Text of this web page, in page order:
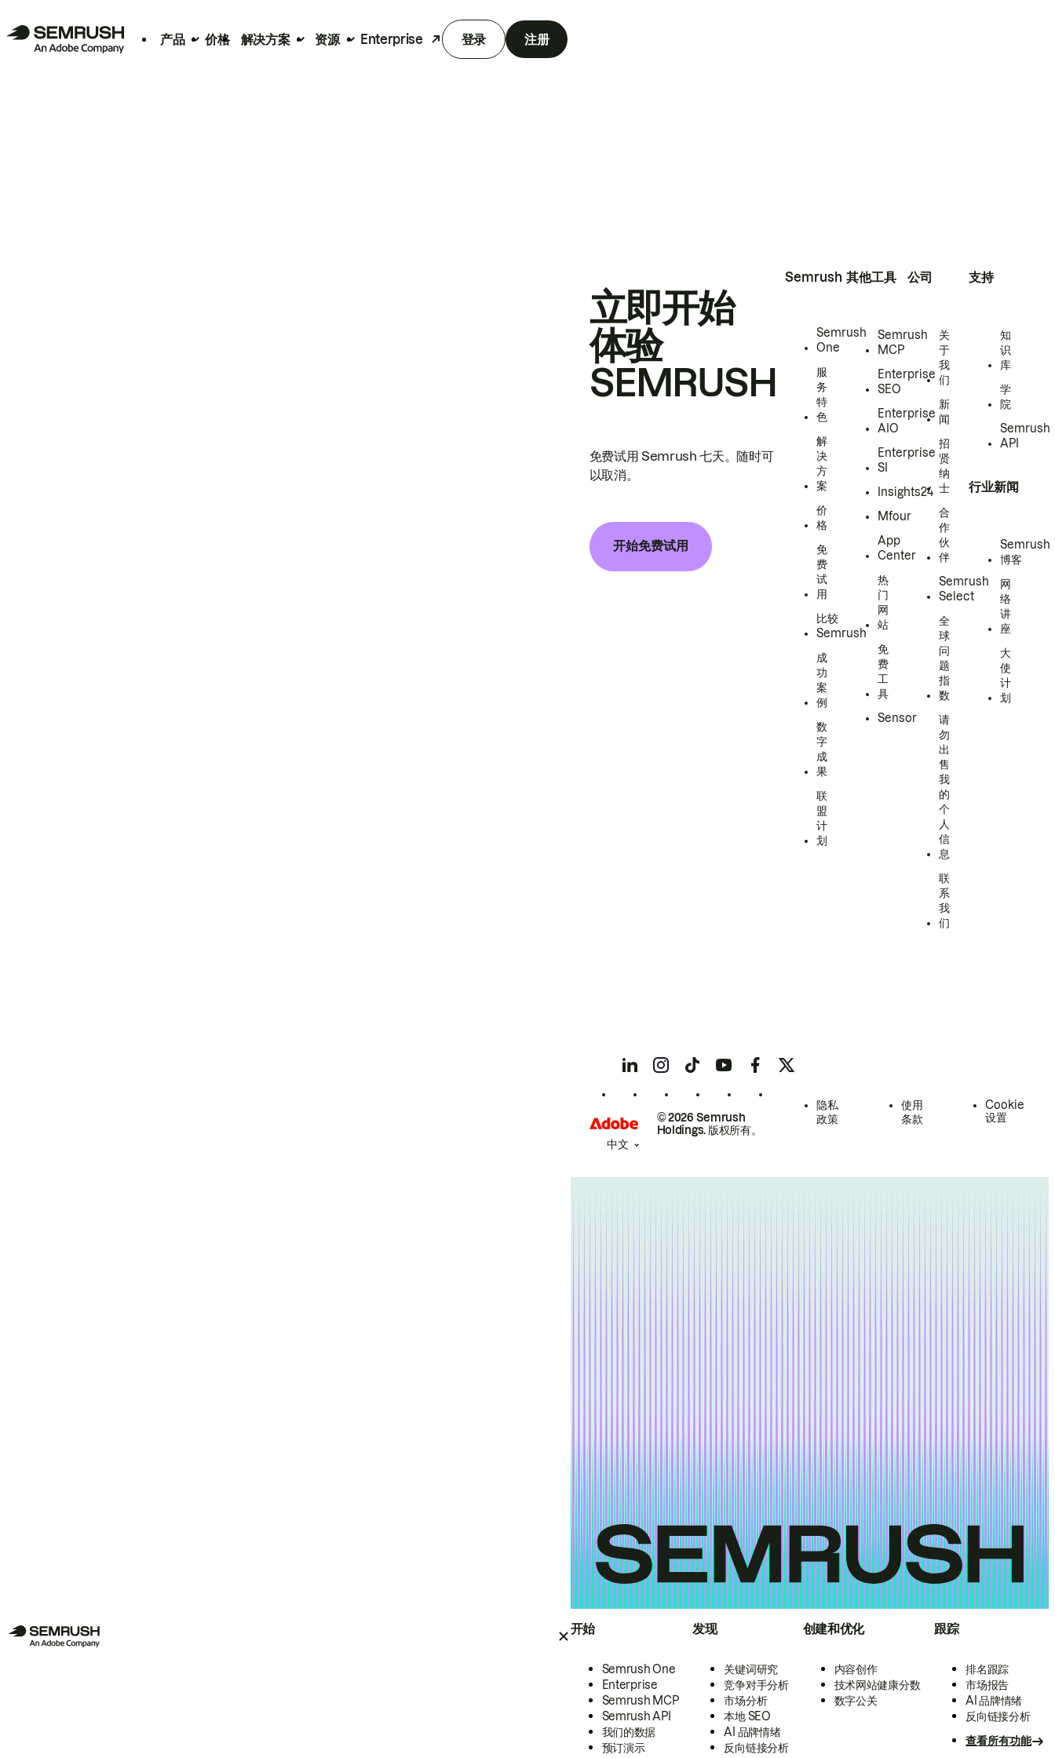
产品 价格 解决方案 资源 Enterprise 登录 注册
开始
Semrush One
Enterprise
Semrush MCP
Semrush API
我们的数据
预订演示
发现
关键词研究
竞争对手分析
市场分析
本地 SEO
AI 品牌情绪
反向链接分析
创建和优化
内容创作
技术网站健康分数
数字公关
跟踪
排名跟踪
市场报告
AI 品牌情绪
反向链接分析
查看所有功能
立即开始
体验
SEMRUSH
免费试用 Semrush 七天。随时可
以取消。
开始免费试用
Semrush
Semrush
One
服
务
特
色
解
决
方
案
价
格
免
费
试
用
比较
Semrush
成
功
案
例
数
字
成
果
联
盟
计
划
其他工具
Semrush
MCP
Enterprise
SEO
Enterprise
AIO
Enterprise
SI
Insights24
Mfour
App
Center
热
门
网
站
免
费
工
具
Sensor
公司
关
于
我
们
新
闻
招
贤
纳
士
合
作
伙
伴
Semrush
Select
全
球
问
题
指
数
请
勿
出
售
我
的
个
人
信
息
联
系
我
们
支持
知
识
库
学
院
Semrush
API
行业新闻
Semrush
博客
网
络
讲
座
大
使
计
划
© 2026 Semrush
Holdings. 版权所有。
隐私
政策
使用
条款
Cookie
设置
中文